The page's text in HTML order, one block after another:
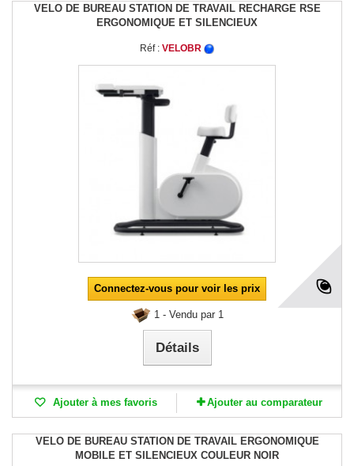
VELO DE BUREAU STATION DE TRAVAIL RECHARGE RSE
ERGONOMIQUE ET SILENCIEUX
Réf : VELOBR
Connectez-vous pour voir les prix
1 - Vendu par 1
Détails
Ajouter à mes favoris Ajouter au comparateur
VELO DE BUREAU STATION DE TRAVAIL ERGONOMIQUE
MOBILE ET SILENCIEUX COULEUR NOIR